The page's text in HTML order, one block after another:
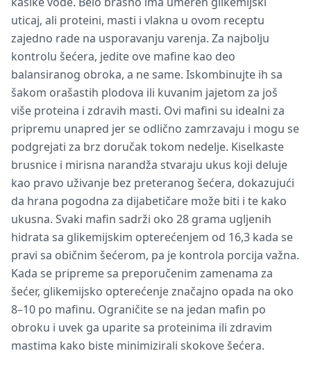
uticaj, ali proteini, masti i vlakna u ovom receptu
zajedno rade na usporavanju varenja. Za najbolju
kontrolu šećera, jedite ove mafine kao deo
balansiranog obroka, a ne same. Iskombinujte ih sa
šakom orašastih plodova ili kuvanim jajetom za još
više proteina i zdravih masti. Ovi mafini su idealni za
pripremu unapred jer se odlično zamrzavaju i mogu se
podgrejati za brz doručak tokom nedelje. Kiselkaste
brusnice i mirisna narandža stvaraju ukus koji deluje
kao pravo uživanje bez preteranog šećera, dokazujući
da hrana pogodna za dijabetičare može biti i te kako
ukusna. Svaki mafin sadrži oko 28 grama ugljenih
hidrata sa glikemijskim opterećenjem od 16,3 kada se
pravi sa običnim šećerom, pa je kontrola porcija važna.
Kada se pripreme sa preporučenim zamenama za
šećer, glikemijsko opterećenje značajno opada na oko
8–10 po mafinu. Ograničite se na jedan mafin po
obroku i uvek ga uparite sa proteinima ili zdravim
mastima kako biste minimizirali skokove šećera.